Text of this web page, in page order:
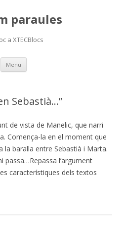
paraules
a XTECBlocs
Menu Skip
content
Sebastià…”
de vista de Manelic, que narri
Comença-la en el moment que
la baralla entre Sebastià i Marta.
passa…Repassa l’argument
característiques dels textos